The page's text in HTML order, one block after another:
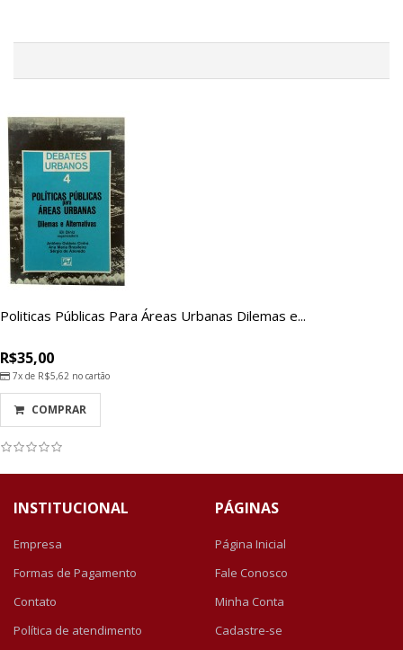
Politicas Públicas Para Áreas Urbanas Dilemas e...
R$35,00
7x de R$5,62 no cartão
COMPRAR
INSTITUCIONAL
Empresa
Formas de Pagamento
Contato
Política de atendimento
PÁGINAS
Página Inicial
Fale Conosco
Minha Conta
Cadastre-se